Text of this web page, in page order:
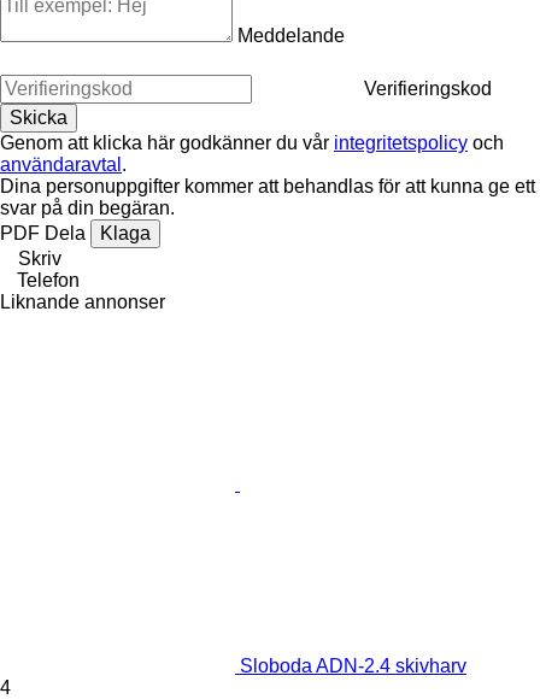
Meddelande
Verifieringskod
Genom att klicka här godkänner du vår integritetspolicy och
användaravtal .
Dina personuppgifter kommer att behandlas för att kunna ge ett
svar på din begäran.
PDF Dela
Klaga
Skriv
Telefon
Liknande annonser
Sloboda ADN-2.4 skivharv
4